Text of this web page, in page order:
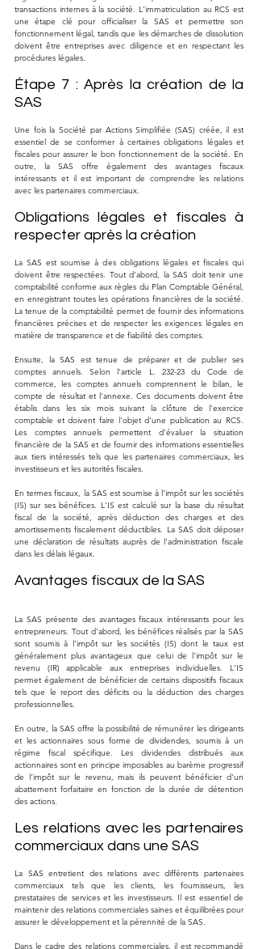
transactions internes à la société. L'immatriculation au RCS est
une étape clé pour officialiser la SAS et permettre son
fonctionnement légal, tandis que les démarches de dissolution
doivent être entreprises avec diligence et en respectant les
procédures légales.
Étape 7 : Après la création de la
SAS
Une fois la Société par Actions Simplifiée (SAS) créée, il est
essentiel de se conformer à certaines obligations légales et
fiscales pour assurer le bon fonctionnement de la société. En
outre, la SAS offre également des avantages fiscaux
intéressants et il est important de comprendre les relations
avec les partenaires commerciaux.
Obligations légales et fiscales à
respecter après la création
La SAS est soumise à des obligations légales et fiscales qui
doivent être respectées. Tout d'abord, la SAS doit tenir une
comptabilité conforme aux règles du Plan Comptable Général,
en enregistrant toutes les opérations financières de la société.
La tenue de la comptabilité permet de fournir des informations
financières précises et de respecter les exigences légales en
matière de transparence et de fiabilité des comptes.
Ensuite, la SAS est tenue de préparer et de publier ses
comptes annuels. Selon l'article L. 232-23 du Code de
commerce, les comptes annuels comprennent le bilan, le
compte de résultat et l'annexe. Ces documents doivent être
établis dans les six mois suivant la clôture de l'exercice
comptable et doivent faire l'objet d'une publication au RCS.
Les comptes annuels permettent d'évaluer la situation
financière de la SAS et de fournir des informations essentielles
aux tiers intéressés tels que les partenaires commerciaux, les
investisseurs et les autorités fiscales.
En termes fiscaux, la SAS est soumise à l'impôt sur les sociétés
(IS) sur ses bénéfices. L'IS est calculé sur la base du résultat
fiscal de la société, après déduction des charges et des
amortissements fiscalement déductibles. La SAS doit déposer
une déclaration de résultats auprès de l'administration fiscale
dans les délais légaux.
Avantages fiscaux de la SAS
La SAS présente des avantages fiscaux intéressants pour les
entrepreneurs. Tout d'abord, les bénéfices réalisés par la SAS
sont soumis à l'impôt sur les sociétés (IS) dont le taux est
généralement plus avantageux que celui de l'impôt sur le
revenu (IR) applicable aux entreprises individuelles. L'IS
permet également de bénéficier de certains dispositifs fiscaux
tels que le report des déficits ou la déduction des charges
professionnelles.
En outre, la SAS offre la possibilité de rémunérer les dirigeants
et les actionnaires sous forme de dividendes, soumis à un
régime fiscal spécifique. Les dividendes distribués aux
actionnaires sont en principe imposables au barème progressif
de l'impôt sur le revenu, mais ils peuvent bénéficier d'un
abattement forfaitaire en fonction de la durée de détention
des actions.
Les relations avec les partenaires
commerciaux dans une SAS
La SAS entretient des relations avec différents partenaires
commerciaux tels que les clients, les fournisseurs, les
prestataires de services et les investisseurs. Il est essentiel de
maintenir des relations commerciales saines et équilibrées pour
assurer le développement et la pérennité de la SAS.
Dans le cadre des relations commerciales, il est recommandé